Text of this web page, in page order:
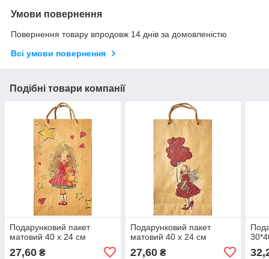
Умови повернення
Повернення товару впродовж 14 днів за домовленістю
Всі умови повернення
Подібні товари компанії
Подарунковий пакет
матовий 40 х 24 см
27,60 ₴
Подарунковий пакет
матовий 40 х 24 см
27,60₴